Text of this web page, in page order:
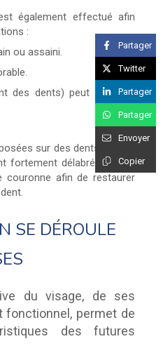
également effectué afin
:
ou assaini.
des dents) peut être une
sur des dents saines.
fortement délabrée, il sera
couronne afin de restaurer
SE DÉROULE
du visage, de ses
permet de
des futures
Partager
Twitter
Partager
Partager
Envoyer
Copier